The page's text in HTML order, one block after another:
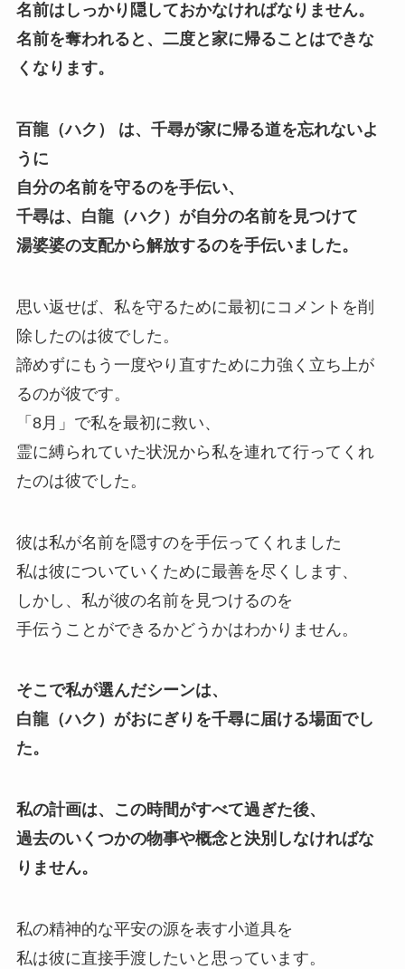
名前はしっかり隠しておかなければなりません。
名前を奪われると、二度と家に帰ることはできな
くなります。
百龍（ハク） は、千尋が家に帰る道を忘れないよ
うに
自分の名前を守るのを手伝い、
千尋は、白龍（ハク）が自分の名前を見つけて
湯婆婆の支配から解放するのを手伝いました。
思い返せば、私を守るために最初にコメントを削
除したのは彼でした。
諦めずにもう一度やり直すために力強く立ち上が
るのが彼です。
「8月」で私を最初に救い、
霊に縛られていた状況から私を連れて行ってくれ
たのは彼でした。
彼は私が名前を隠すのを手伝ってくれました
私は彼についていくために最善を尽くします、
しかし、私が彼の名前を見つけるのを
手伝うことができるかどうかはわかりません。
そこで私が選んだシーンは、
白龍（ハク）がおにぎりを千尋に届ける場面でし
た。
私の計画は、この時間がすべて過ぎた後、
過去のいくつかの物事や概念と決別しなければな
りません。
私の精神的な平安の源を表す小道具を
私は彼に直接手渡したいと思っています。